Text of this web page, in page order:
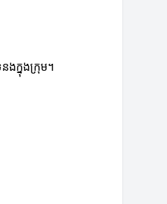
ងក្នុងក្រុម។